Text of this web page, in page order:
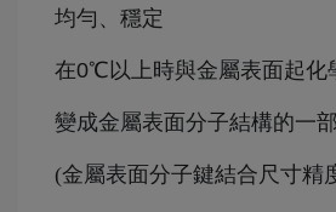
均勻、穩定
在0℃以上時與金屬表面起化
變成金屬表面分子結構的一
(金屬表面分子鍵結合尺寸精